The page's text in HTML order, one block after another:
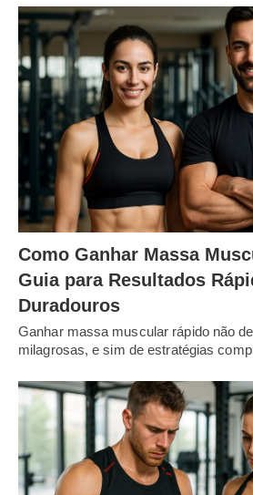
Como Ganhar Massa
Guia para Resultados
Duradouros
Ganhar massa muscular rápido não
milagrosas, e sim de estratégias